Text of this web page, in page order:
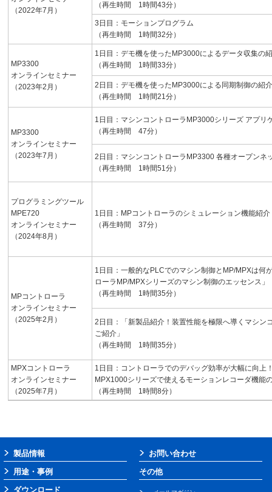
（2022年7月）
（再生時間 1時間43分）
3日目：モーションプログラム
（再生時間 1時間32分）
MP3300
オンラインセミナー
（2023年2月）
1日目：デモ機を使ったMP3000によるデータ収集の
（再生時間 1時間33分）
2日目：デモ機を使ったMP3000による同期制御の紹介
（再生時間 1時間21分）
MP3300
オンラインセミナー
（2023年7月）
1日目：マシンコントローラMP3000シリーズ アプリ
（再生時間 47分）
2日目：マシンコントローラMP3300 各種オープンネ
（再生時間 1時間51分）
プログラミングツール
MPE720
オンラインセミナー
（2024年8月）
1日目：MPコントローラのシミュレーション機能紹介
（再生時間 37分）
MPコントローラ
オンラインセミナー
（2025年2月）
1日目：一般的なPLCでのマシン制御とMP/MPXは何
ローラMP/MPXシリーズのマシン制御のエッセンス」
（再生時間 1時間35分）
2日目：「新製品紹介！装置性能を極限へ導くマシン
ご紹介」
（再生時間 1時間35分）
MPXコントローラ
オンラインセミナー
（2025年7月）
1日目：コントローラでのデバッグ効率が大幅に向上
MPX1000シリーズで使えるモーションレコーダ機能
（再生時間 1時間8分）
製品情報
用途・事例
ダウンロード
お問い合わせ
その他